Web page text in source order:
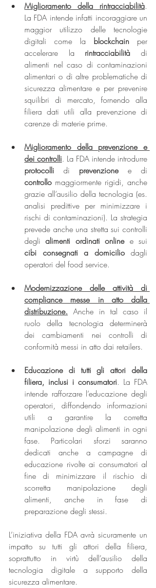
Miglioramento della rintracciabilità.
La FDA intende infatti incoraggiare un
maggior utilizzo delle tecnologie
digitali come la blockchain per
accelerare la rintracciabilità di
alimenti nel caso di contaminazioni
alimentari o di altre problematiche di
sicurezza alimentare e per prevenire
squilibri di mercato, fornendo alla
filiera dati utili alla prevenzione di
carenze di materie prime.
Miglioramento della prevenzione e
dei controlli
protocolli di prevenzione
controllo maggiormente rigidi, anche
grazie all’ausilio della tecnologia (es.
analisi predittive per minimizzare i
rischi di contaminazioni). La strategia
prevede anche una stretta sui controlli
degli alimenti ordinati online
cibi consegnati a domicilio dagli
operatori del food service.
Modernizzazione delle attività di
compliance messe in atto dalla
distribuzione. Anche in tal caso il
ruolo della tecnologia determinerà
dei cambiamenti nei controlli di
conformità messi in atto dai retailers.
Educazione di tutti gli attori della
filiera, inclusi i consumatori. La FDA
intende rafforzare l’educazione degli
operatori, diffondendo informazioni
utili a garantire la corretta
manipolazione degli alimenti in ogni
fase. Particolari sforzi saranno
dedicati anche a campagne di
educazione rivolte ai consumatori al
fine di minimizzare il rischio di
scorretta manipolazione degli
alimenti, anche in fase di
preparazione degli stessi.
L’iniziativa della FDA avrà sicuramente un
impatto su tutti gli attori della filiera,
soprattutto in virtù dell’ausilio della
tecnologia digitale a supporto della
sicurezza alimentare.